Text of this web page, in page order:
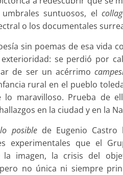
suntuosos, el
o los documentales
sin poemas de esa vida
se perdió por
de ser un acérrimo
rural en el pueblo
maravilloso. Prueba de
en la ciudad y en la
posiblede Eugenio Castro
experimentales que el
la imagen, la crisis del
no única ni siempre